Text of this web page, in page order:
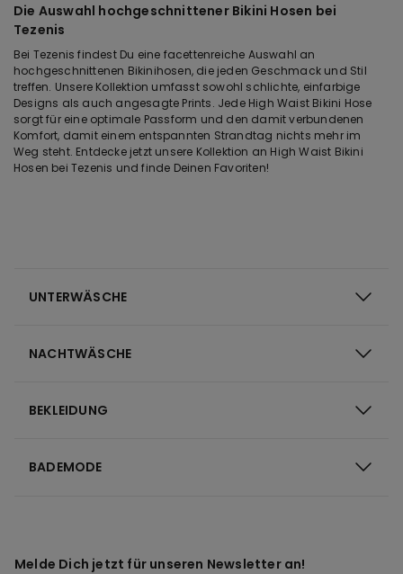
Die Auswahl hochgeschnittener Bikini Hosen bei
Tezenis
Bei Tezenis findest Du eine facettenreiche Auswahl an
hochgeschnittenen Bikinihosen, die jeden Geschmack und Stil
treffen. Unsere Kollektion umfasst sowohl schlichte, einfarbige
Designs als auch angesagte Prints. Jede High Waist Bikini Hose
sorgt für eine optimale Passform und den damit verbundenen
Komfort, damit einem entspannten Strandtag nichts mehr im
Weg steht. Entdecke jetzt unsere Kollektion an High Waist Bikini
Hosen bei Tezenis und finde Deinen Favoriten!
UNTERWÄSCHE
NACHTWÄSCHE
BEKLEIDUNG
BADEMODE
Melde Dich jetzt für unseren Newsletter an!